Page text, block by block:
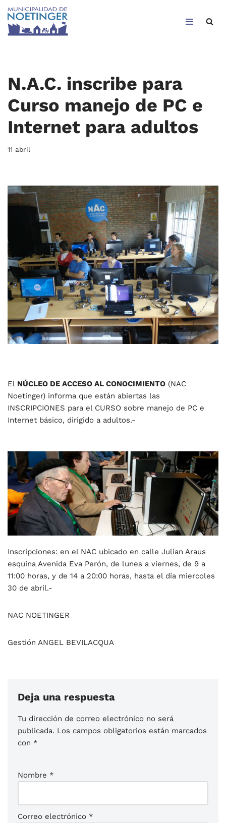
Saltar
N.A.C. inscribe para
Curso manejo de PC e
Internet para adultos
11 abril
El NÚCLEO DE ACCESO AL CONOCIMIENTO (NAC
Noetinger) informa que están abiertas las
INSCRIPCIONES para el CURSO sobre manejo de PC e
Internet básico, dirigido a adultos.-
Inscripciones: en el NAC ubicado en calle Julian Araus
esquina Avenida Eva Perón, de lunes a viernes, de 9 a
11:00 horas, y de 14 a 20:00 horas, hasta el día miercoles
30 de abril.-
NAC NOETINGER
Gestión ANGEL BEVILACQUA
Deja una respuesta
Tu dirección de correo electrónico no será
publicada. Los campos obligatorios están marcados
con *
Nombre *
Correo electrónico *